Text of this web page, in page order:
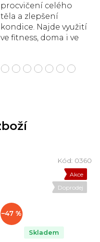
procvičení celého
těla a zlepšení
kondice. Najde využití
ve fitness, doma i ve
šířka 12,7 cm,...
Akce
Doprodej
–47 %
Skladem
Kód: 0360